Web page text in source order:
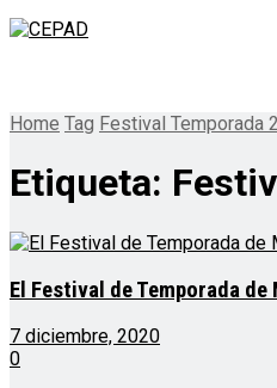
Home Tag Festival Temporada
Etiqueta:
El Festival de Temporada
7 diciembre, 2020
0